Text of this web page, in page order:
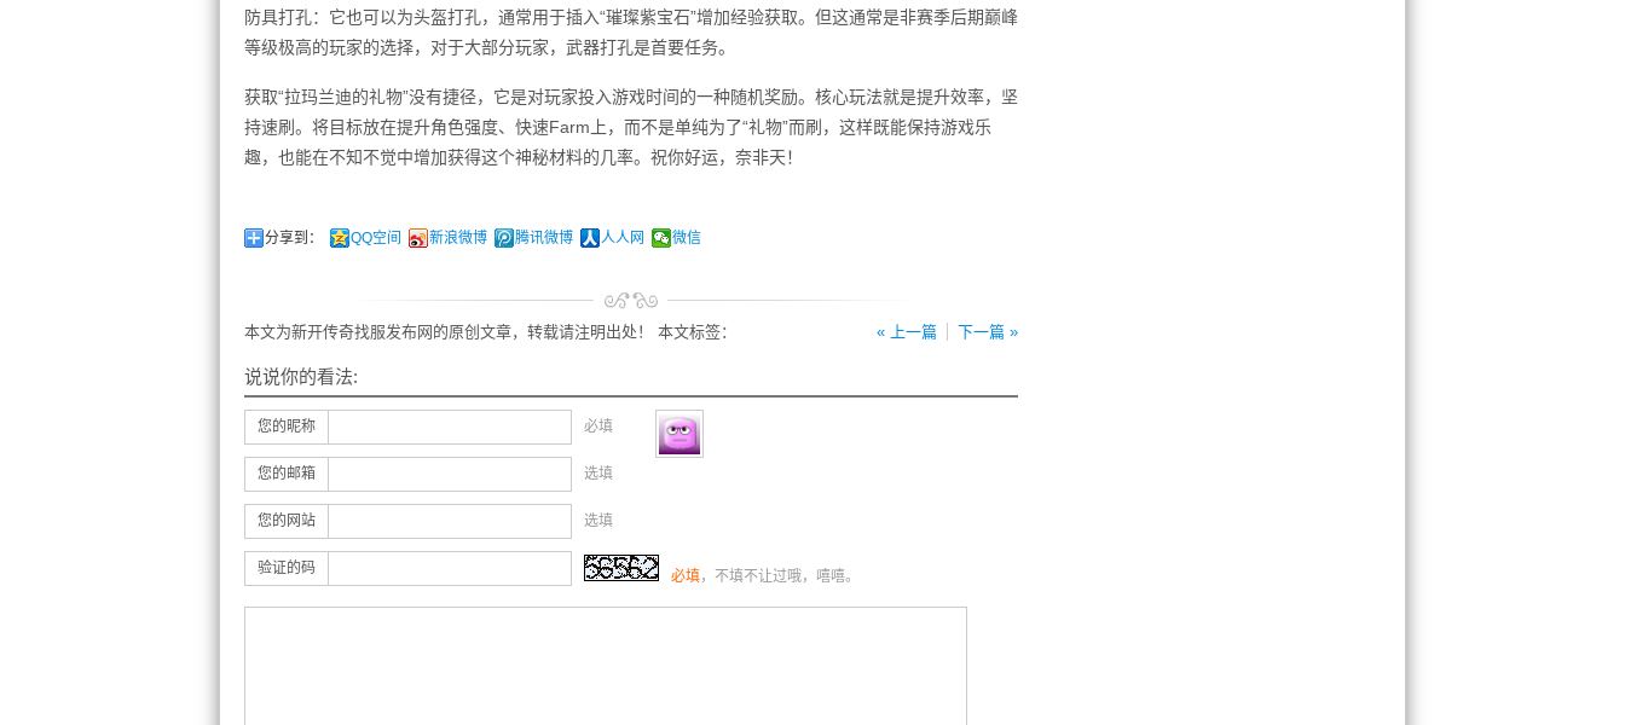
防具打孔：它也可以为头盔打孔，通常用于插入“璀璨紫宝石”增加经验获取。但这通常是非赛季后期巅峰
等级极高的玩家的选择，对于大部分玩家，武器打孔是首要任务。
获取“拉玛兰迪的礼物”没有捷径，它是对玩家投入游戏时间的一种随机奖励。核心玩法就是提升效率，坚
持速刷。将目标放在提升角色强度、快速Farm上，而不是单纯为了“礼物”而刷，这样既能保持游戏乐
趣，也能在不知不觉中增加获得这个神秘材料的几率。祝你好运，奈非天！
分享到： QQ空间 新浪微博 腾讯微博 人人网 微信
« 上一篇 下一篇 »
本文为新开传奇找服发布网的原创文章，转载请注明出处！ 本文标签：
说说你的看法:
您的昵称 必填
您的邮箱 选填
您的网站 选填
验证的码 必填，不填不让过哦，嘻嘻。